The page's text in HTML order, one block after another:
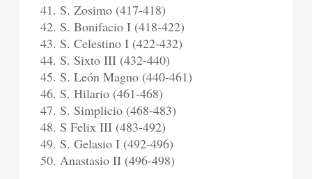
41. S. Zosimo (417-418)
42. S. Bonifacio I (418-422)
43. S. Celestino I (422-432)
44. S. Sixto III (432-440)
45. S. León Magno (440-461)
46. S. Hilario (461-468)
47. S. Simplicio (468-483)
48. S Felix III (483-492)
49. S. Gelasio I (492-496)
50. Anastasio II (496-498)